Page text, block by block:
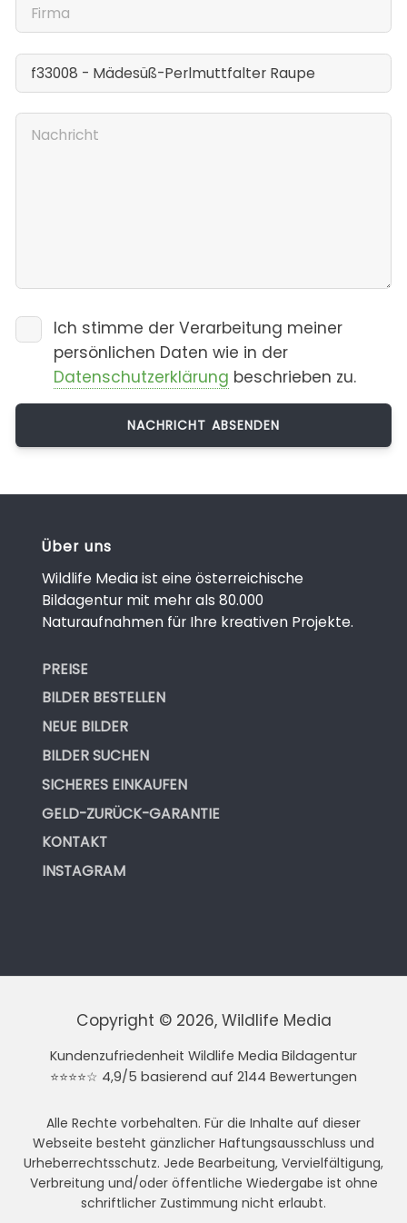
Ich stimme der Verarbeitung meiner
persönlichen Daten wie in der
Datenschutzerklärung beschrieben zu.
Über uns
Wildlife Media ist eine österreichische
Bildagentur mit mehr als 80.000
Naturaufnahmen für Ihre kreativen Projekte.
PREISE
BILDER BESTELLEN
NEUE BILDER
BILDER SUCHEN
SICHERES EINKAUFEN
GELD-ZURÜCK-GARANTIE
KONTAKT
INSTAGRAM
Copyright © 2026, Wildlife Media
Kundenzufriedenheit Wildlife Media Bildagentur
⭐⭐⭐⭐☆ 4,9/5 basierend auf 2144 Bewertungen
Alle Rechte vorbehalten. Für die Inhalte auf dieser
Webseite besteht gänzlicher Haftungsausschluss und
Urheberrechtsschutz. Jede Bearbeitung, Vervielfältigung,
Verbreitung und/oder öffentliche Wiedergabe ist ohne
schriftlicher Zustimmung nicht erlaubt.